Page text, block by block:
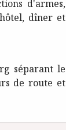
d'armes,
dîner et
séparant le
de route et